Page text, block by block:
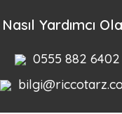
Yardımcı
0555 882 6402